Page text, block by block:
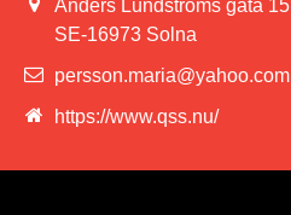
Anders Lundströms gata 15
SE-16973 Solna
persson.maria@yahoo.com
https://www.qss.nu/